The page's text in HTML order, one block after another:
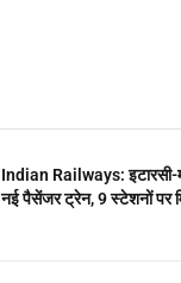
Indian Railways: इटारसी-
नई पैसेंजर ट्रेन, 9 स्टेशनों पर